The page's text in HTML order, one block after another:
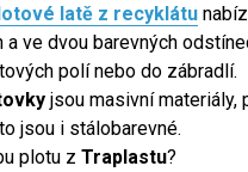
latě z recyklátu
a ve dvou barevných
polí nebo do zábradlí.
jsou masivní materiály,
jsou i stálobarevné.
plotu z Traplastu?